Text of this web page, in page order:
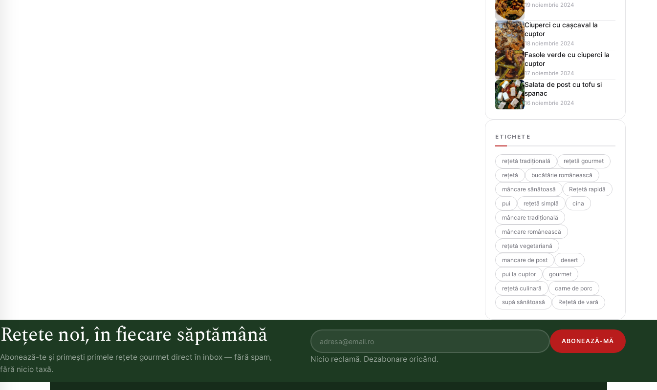
19 noiembrie 2024
Ciuperci cu cașcaval la
cuptor
18 noiembrie 2024
Fasole verde cu ciuperci la
cuptor
17 noiembrie 2024
Salata de post cu tofu si
spanac
16 noiembrie 2024
ETICHETE
rețetă tradițională
rețetă gourmet
rețetă
bucătărie românească
mâncare sănătoasă
Rețetă rapidă
pui
rețetă simplă
cina
mâncare tradițională
mâncare românească
rețetă vegetariană
mancare de post
desert
pui la cuptor
gourmet
rețetă culinară
carne de porc
supă sănătoasă
Rețetă de vară
Rețete noi, în fiecare săptămână
Abonează-te și primești primele rețete gourmet direct în inbox — fără spam,
fără nicio taxă.
ABONEAZĂ-MĂ
Nicio reclamă. Dezabonare oricând.